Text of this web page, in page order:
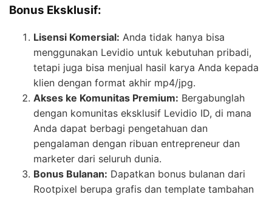
Bonus Eksklusif:
Lisensi Komersial: Anda tidak hanya bisa
menggunakan Levidio untuk kebutuhan pribadi,
tetapi juga bisa menjual hasil karya Anda kepada
klien dengan format akhir mp4/jpg.
Akses ke Komunitas Premium: Bergabunglah
dengan komunitas eksklusif Levidio ID, di mana
Anda dapat berbagi pengetahuan dan
pengalaman dengan ribuan entrepreneur dan
marketer dari seluruh dunia.
Bonus Bulanan: Dapatkan bonus bulanan dari
Rootpixel berupa grafis dan template tambahan